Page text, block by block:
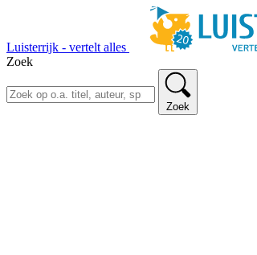
Luisterrijk - vertelt alles
Zoek
Zoek